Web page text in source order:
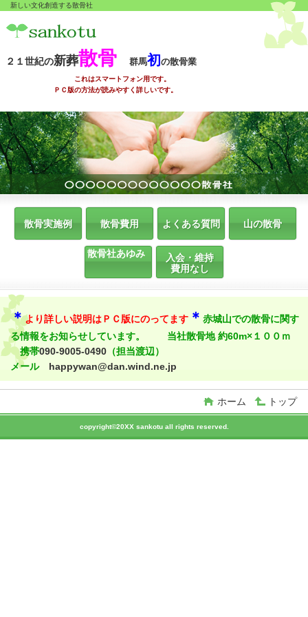
新しい文化創造する散骨社
２１世紀の新葬散骨 群馬初 の散骨業
これはスマートフォン用です。
ＰＣ版の方法が読みやすく詳しいです。
散骨実施例 散骨費用 よくある質問 山の散骨
散骨社あゆみ
入会・維持
費用なし
＊より詳しい説明はＰＣ版にのってます ＊ 赤城山での散骨に関す
る情報をお知らせしています。 当社散骨地 約60m×１００ｍ
携帯090-9005-0490 （担当渡辺）
メール happywan@dan.wind.ne.jp
ホーム トップ
copyright©20XX sankotu all rights reserved.